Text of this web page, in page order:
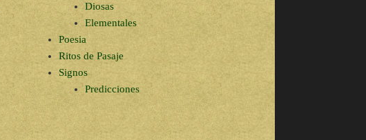
Diosas
Elementales
Poesia
Ritos de Pasaje
Signos
Predicciones